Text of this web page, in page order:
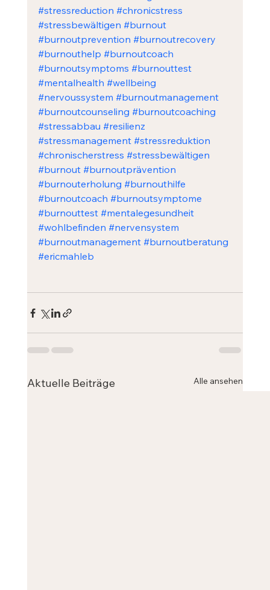
#stressreduction #chronicstress
#stressbewältigen #burnout
#burnoutprevention #burnoutrecovery
#burnouthelp #burnoutcoach
#burnoutsymptoms #burnouttest
#mentalhealth #wellbeing
#nervoussystem #burnoutmanagement
#burnoutcounseling #burnoutcoaching
#stressabbau #resilienz
#stressmanagement #stressreduktion
#chronischerstress #stressbewältigen
#burnout #burnoutprävention
#burnouterholung #burnouthilfe
#burnoutcoach #burnoutsymptome
#burnouttest #mentalegesundheit
#wohlbefinden #nervensystem
#burnoutmanagement #burnoutberatung
#ericmahleb
Aktuelle Beiträge Alle ansehen